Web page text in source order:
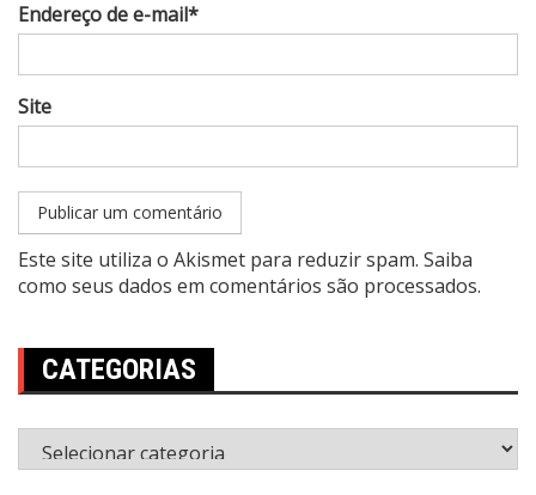
Endereço de e-mail*
Site
Este site utiliza o Akismet para reduzir spam. Saiba
como seus dados em comentários são processados.
CATEGORIAS
Categorias